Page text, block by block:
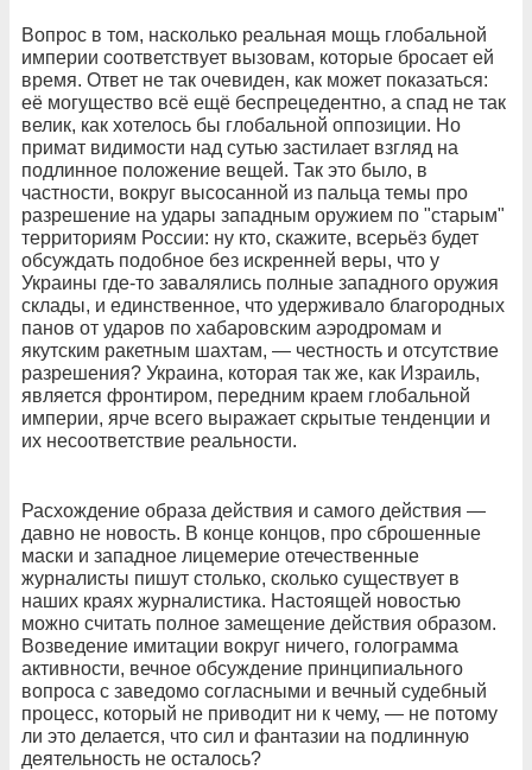
Вопрос в том, насколько реальная мощь глобальной
империи соответствует вызовам, которые бросает ей
время. Ответ не так очевиден, как может показаться:
её могущество всё ещё беспрецедентно, а спад не так
велик, как хотелось бы глобальной оппозиции. Но
примат видимости над сутью застилает взгляд на
подлинное положение вещей. Так это было, в
частности, вокруг высосанной из пальца темы про
разрешение на удары западным оружием по "старым"
территориям России: ну кто, скажите, всерьёз будет
обсуждать подобное без искренней веры, что у
Украины где-то завалялись полные западного оружия
склады, и единственное, что удерживало благородных
панов от ударов по хабаровским аэродромам и
якутским ракетным шахтам, — честность и отсутствие
разрешения? Украина, которая так же, как Израиль,
является фронтиром, передним краем глобальной
империи, ярче всего выражает скрытые тенденции и
их несоответствие реальности.
Расхождение образа действия и самого действия —
давно не новость. В конце концов, про сброшенные
маски и западное лицемерие отечественные
журналисты пишут столько, сколько существует в
наших краях журналистика. Настоящей новостью
можно считать полное замещение действия образом.
Возведение имитации вокруг ничего, голограмма
активности, вечное обсуждение принципиального
вопроса с заведомо согласными и вечный судебный
процесс, который не приводит ни к чему, — не потому
ли это делается, что сил и фантазии на подлинную
деятельность не осталось?